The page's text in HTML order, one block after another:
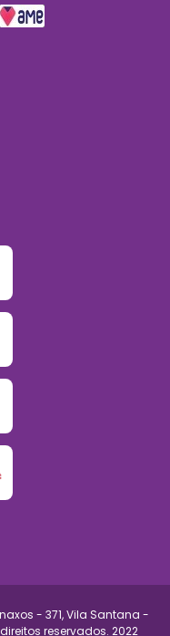
- 371, Vila Santana -
reservados. 2022